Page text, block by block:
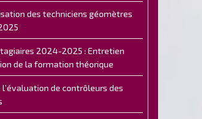
des techniciens géomètres
2024-2025 : Entretien
de la formation théorique
l’évaluation de contrôleurs des